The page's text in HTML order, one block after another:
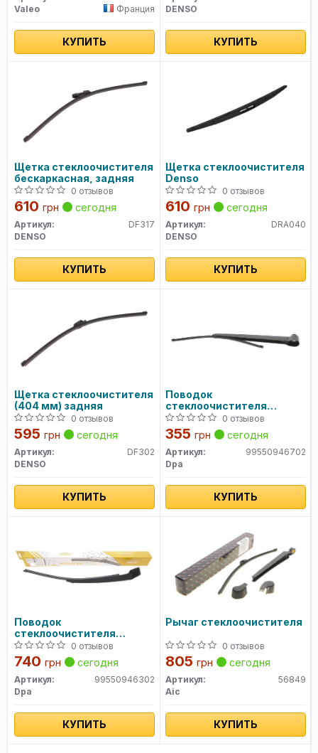
Valeo
Франция
КУПИТЬ
DENSO
КУПИТЬ
Щетка стеклоочистителя
бескаркасная, задняя
0 отзывов
610 грн сегодня
Артикул:
DF317
DENSO
КУПИТЬ
Щетка стеклоочистителя
Denso
0 отзывов
610 грн сегодня
Артикул:
DRA040
DENSO
КУПИТЬ
Щетка стеклоочистителя
(404 мм) задняя
0 отзывов
595 грн сегодня
Артикул:
DF302
DENSO
КУПИТЬ
Поводок
стеклоочистителя
заднего (с щеткой)
(99550946702) DPA
0 отзывов
355 грн сегодня
Артикул:
99550946702
Dpa
КУПИТЬ
Поводок
стеклоочистителя
заднего (комплект)
(99550946302) DPA
0 отзывов
740 грн сегодня
Артикул:
99550946302
Dpa
КУПИТЬ
Рычаг стеклоочистителя
0 отзывов
805 грн сегодня
Артикул:
56849
Aic
КУПИТЬ